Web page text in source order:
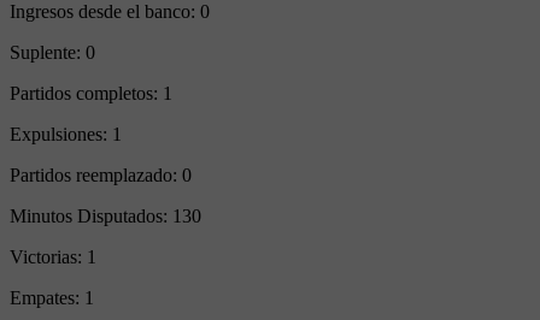
Ingresos desde el banco: 0
Suplente: 0
Partidos completos: 1
Expulsiones: 1
Partidos reemplazado: 0
Minutos Disputados: 130
Victorias: 1
Empates: 1